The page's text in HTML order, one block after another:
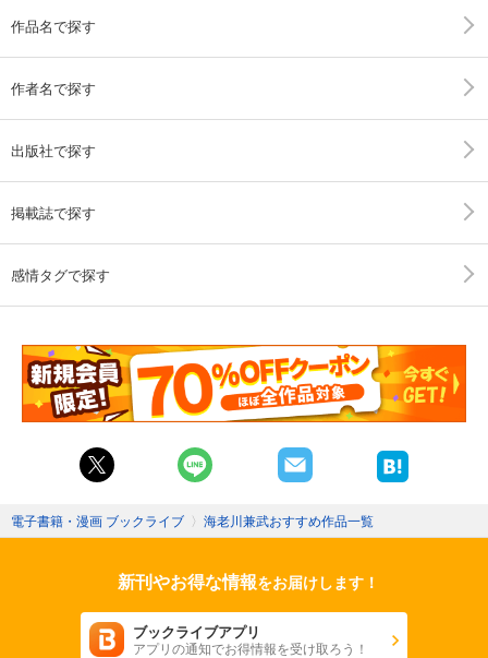
作品名で探す
作者名で探す
出版社で探す
掲載誌で探す
感情タグで探す
電子書籍・漫画 ブックライブ 〉 海老川兼武おすすめ作品一覧
新刊やお得な情報をお届けします！
ブックライブアプリ
アプリの通知でお得情報を受け取ろう！